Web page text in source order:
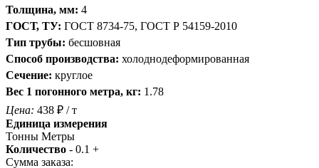
Толщина, мм: 4
ГОСТ, ТУ: ГОСТ 8734-75, ГОСТ Р 54159-2010
Тип трубы: бесшовная
Способ производства: холоднодеформированная
Сечение: круглое
Вес 1 погонного метра, кг: 1.78
Цена: 438 ₽ / т
Единица измерения
Тонны Метры
Количество - 0.1 +
Сумма заказа: